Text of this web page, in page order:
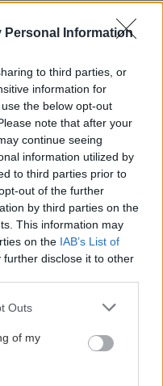
Personal Information
to third parties, or
information for
the below opt-out
note that after your
continue seeing
information utilized by
to third parties prior to
out of the further
by third parties on the
This information may
on the IAB’s List of
further disclose it to other
Outs
of my
23:00
το πρώτο
22:49
νίκησε 1-0 τον
κριθούν στις
άρνηση, αλλά
ο 26χρονος
τη σιωπή στην
για πυρκαγιά τα
σε οικισμό